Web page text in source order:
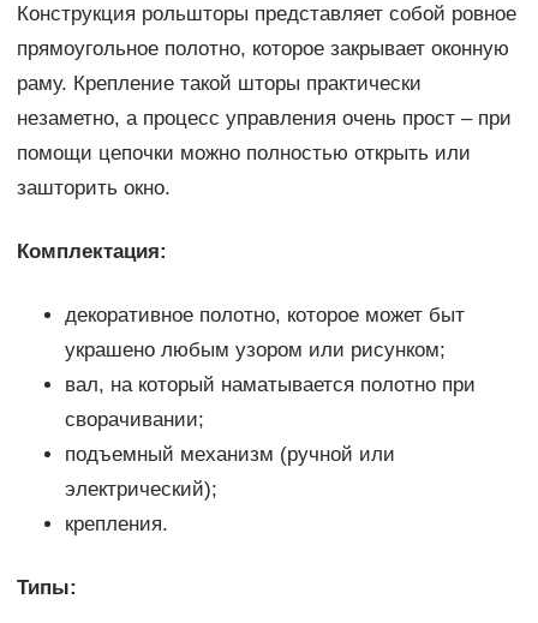
Конструкция рольшторы представляет собой ровное
прямоугольное полотно, которое закрывает оконную
раму. Крепление такой шторы практически
незаметно, а процесс управления очень прост – при
помощи цепочки можно полностью открыть или
зашторить окно.
Комплектация:
декоративное полотно, которое может быт
украшено любым узором или рисунком;
вал, на который наматывается полотно при
сворачивании;
подъемный механизм (ручной или
электрический);
крепления.
Типы: